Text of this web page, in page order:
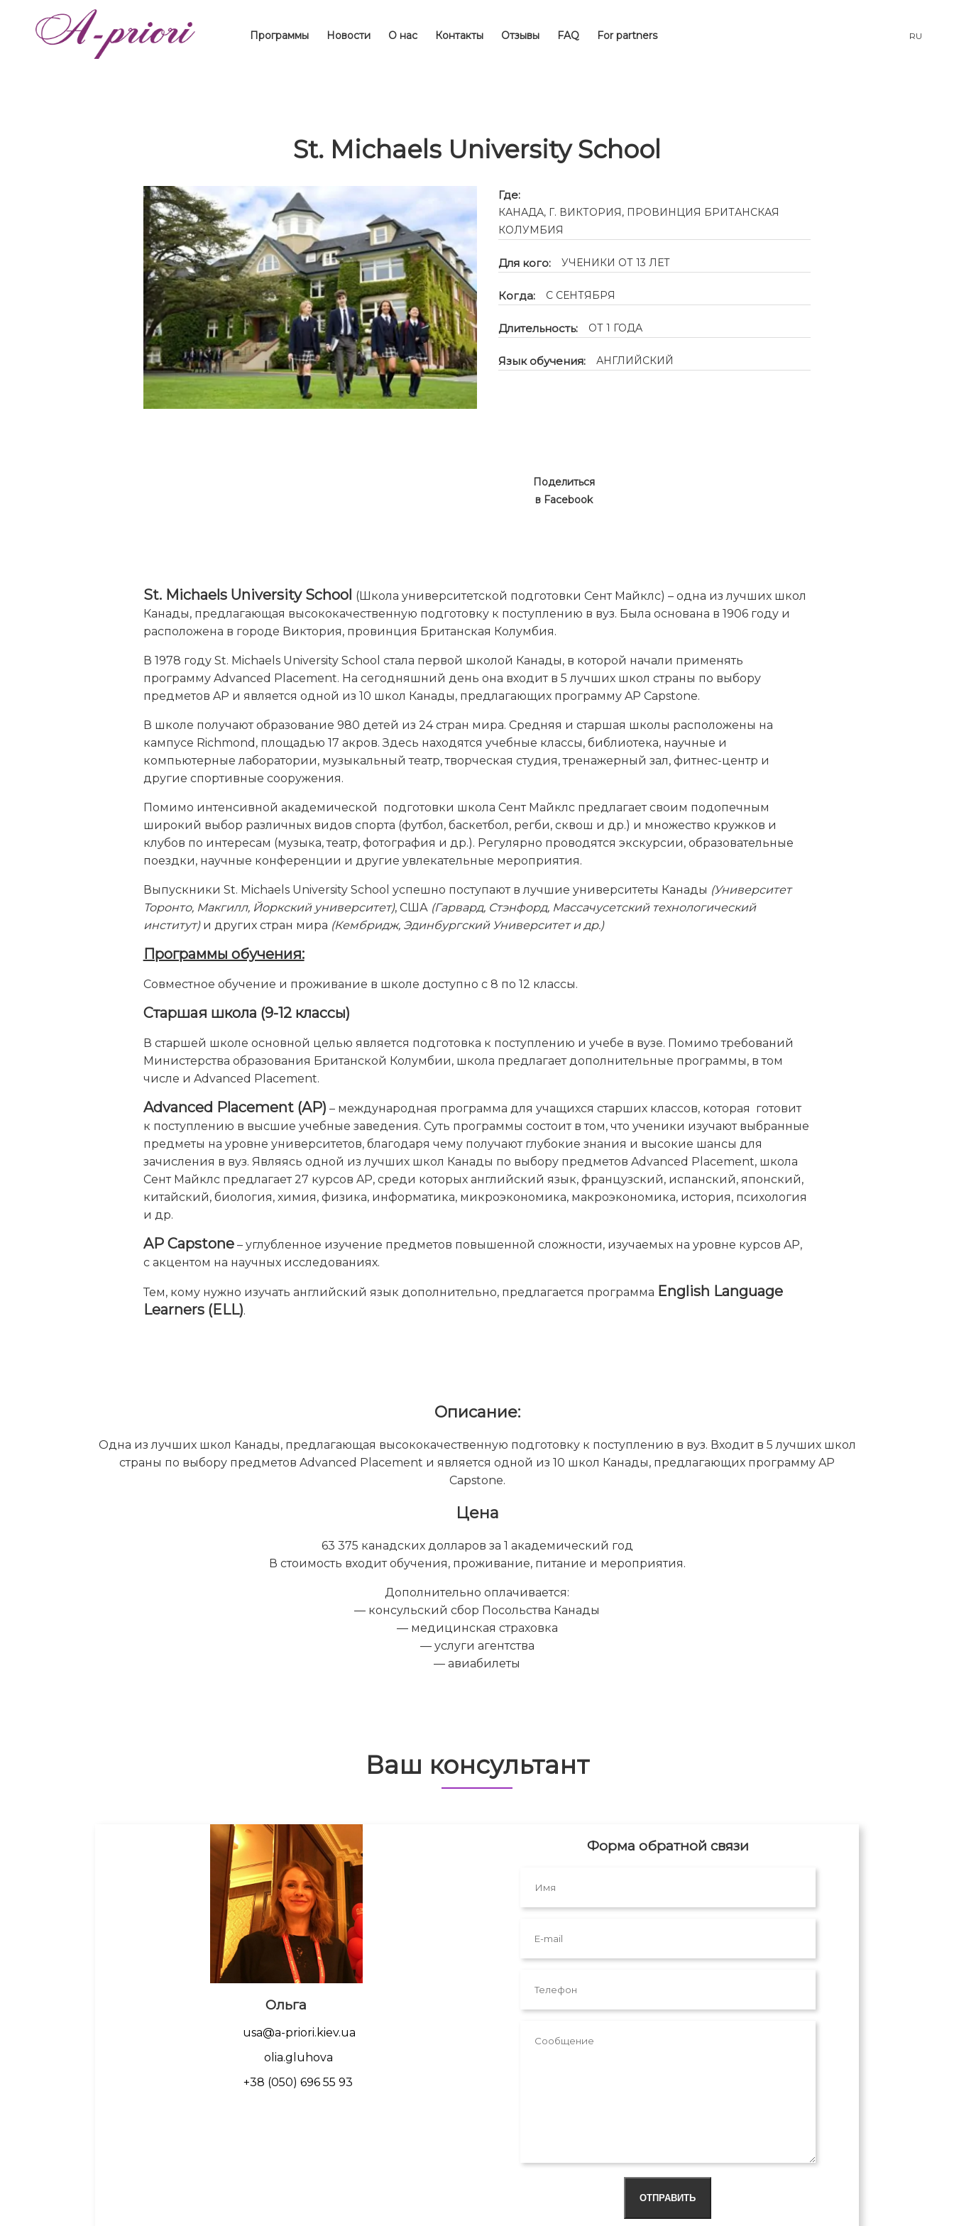
RU
Программы Новости О нас Контакты Отзывы FAQ For partners
St. Michaels University School
Где:
КАНАДА, Г. ВИКТОРИЯ, ПРОВИНЦИЯ БРИТАНСКАЯ
КОЛУМБИЯ
Для кого: УЧЕНИКИ ОТ 13 ЛЕТ
Когда: С СЕНТЯБРЯ
Длительность: ОТ 1 ГОДА
Язык обучения: АНГЛИЙСКИЙ
Поделиться
в Facebook
St. Michaels University School (Школа университетской подготовки Сент Майклс) – одна из лучших школ
Канады, предлагающая высококачественную подготовку к поступлению в вуз. Была основана в 1906 году и
расположена в городе Виктория, провинция Британская Колумбия.
В 1978 году St. Michaels University School стала первой школой Канады, в которой начали применять
программу Advanced Placement. На сегодняшний день она входит в 5 лучших школ страны по выбору
предметов AP и является одной из 10 школ Канады, предлагающих программу AP Capstone.
В школе получают образование 980 детей из 24 стран мира. Средняя и старшая школы расположены на
кампусе Richmond, площадью 17 акров. Здесь находятся учебные классы, библиотека, научные и
компьютерные лаборатории, музыкальный театр, творческая студия, тренажерный зал, фитнес-центр и
другие спортивные сооружения.
Помимо интенсивной академической подготовки школа Сент Майклс предлагает своим подопечным
широкий выбор различных видов спорта (футбол, баскетбол, регби, сквош и др.) и множество кружков и
клубов по интересам (музыка, театр, фотография и др.). Регулярно проводятся экскурсии, образовательные
поездки, научные конференции и другие увлекательные мероприятия.
Выпускники St. Michaels University School успешно поступают в лучшие университеты Канады (Университет
Торонто, Макгилл, Йоркский университет), США (Гарвард, Стэнфорд, Массачусетский технологический
институт)и других стран мира (Кембридж, Эдинбургский Университет и др.)
Программы обучения:
Совместное обучение и проживание в школе доступно с 8 по 12 классы.
Старшая школа (9-12 классы)
В старшей школе основной целью является подготовка к поступлению и учебе в вузе. Помимо требований
Министерства образования Британской Колумбии, школа предлагает дополнительные программы, в том
числе и Advanced Placement.
Advanced Placement (AP) – международная программа для учащихся старших классов, которая готовит
к поступлению в высшие учебные заведения. Суть программы состоит в том, что ученики изучают выбранные
предметы на уровне университетов, благодаря чему получают глубокие знания и высокие шансы для
зачисления в вуз. Являясь одной из лучших школ Канады по выбору предметов Advanced Placement, школа
Сент Майклс предлагает 27 курсов AP, среди которых английский язык, французский, испанский, японский,
китайский, биология, химия, физика, информатика, микроэкономика, макроэкономика, история, психология
и др.
AP Capstone– углубленное изучение предметов повышенной сложности, изучаемых на уровне курсов AP,
с акцентом на научных исследованиях.
Тем, кому нужно изучать английский язык дополнительно, предлагается программа English Language
Learners (ELL).
Описание:
Одна из лучших школ Канады, предлагающая высококачественную подготовку к поступлению в вуз. Входит в 5 лучших школ
страны по выбору предметов Advanced Placement и является одной из 10 школ Канады, предлагающих программу AP
Capstone.
Цена
63 375 канадских долларов за 1 академический год
В стоимость входит обучения, проживание, питание и мероприятия.
Дополнительно оплачивается:
— консульский сбор Посольства Канады
— медицинская страховка
— услуги агентства
— авиабилеты
Ваш консультант
Ольга
usa@a-priori.kiev.ua
olia.gluhova
+38 (050) 696 55 93
Форма обратной связи
ОТПРАВИТЬ